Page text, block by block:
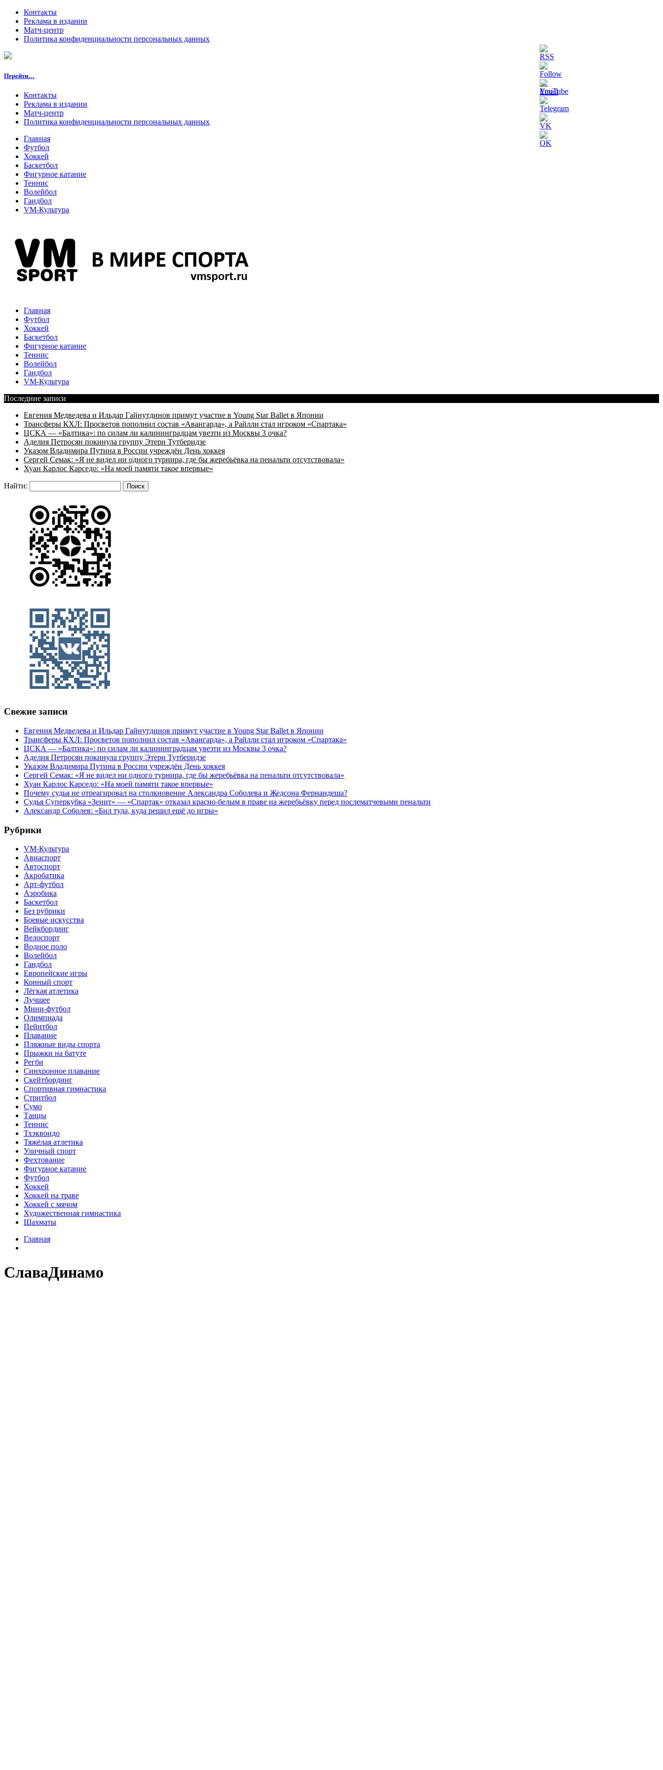
Контакты
Реклама в издании
Матч-центр
Политика конфиденциальности персональных данных
Перейти…
Контакты
Реклама в издании
Матч-центр
Политика конфиденциальности персональных данных
Главная
Футбол
Хоккей
Баскетбол
Фигурное катание
Теннис
Волейбол
Гандбол
VM-Культура
Главная
Футбол
Хоккей
Баскетбол
Фигурное катание
Теннис
Волейбол
Гандбол
VM-Культура
Последние записи
Евгения Медведева и Ильдар Гайнутдинов примут участие в Young Star Ballet в Японии
Трансферы КХЛ: Просветов пополнил состав «Авангарда», а Райлли стал игроком «Спартака»
ЦСКА — «Балтика»: по силам ли калининградцам увезти из Москвы 3 очка?
Аделия Петросян покинула группу Этери Тутберидзе
Указом Владимира Путина в России учреждён День хоккея
Сергей Семак: «Я не видел ни одного турнира, где бы жеребьёвка на пенальти отсутствовала»
Хуан Карлос Карседо: «На моей памяти такое впервые»
Найти:
Свежие записи
Евгения Медведева и Ильдар Гайнутдинов примут участие в Young Star Ballet в Японии
Трансферы КХЛ: Просветов пополнил состав «Авангарда», а Райлли стал игроком «Спартака»
ЦСКА — «Балтика»: по силам ли калининградцам увезти из Москвы 3 очка?
Аделия Петросян покинула группу Этери Тутберидзе
Указом Владимира Путина в России учреждён День хоккея
Сергей Семак: «Я не видел ни одного турнира, где бы жеребьёвка на пенальти отсутствовала»
Хуан Карлос Карседо: «На моей памяти такое впервые»
Почему судья не отреагировал на столкновение Александра Соболева и Жедсона Фернандеша?
Судья Суперкубка «Зенит» — «Спартак» отказал красно-белым в праве на жеребьёвку перед послематчевыми пенальти
Александр Соболев: «Бил туда, куда решил ещё до игры»
Рубрики
VM-Культура
Авиаспорт
Автоспорт
Акробатика
Арт-футбол
Аэробика
Баскетбол
Без рубрики
Боевые искусства
Вейкбординг
Велоспорт
Водное поло
Волейбол
Гандбол
Европейские игры
Конный спорт
Лёгкая атлетика
Лучшее
Мини-футбол
Олимпиада
Пейнтбол
Плавание
Пляжные виды спорта
Прыжки на батуте
Регби
Синхронное плавание
Скейтбординг
Спортивная гимнастика
Стритбол
Сумо
Танцы
Теннис
Тхэквондо
Тяжёлая атлетика
Уличный спорт
Фехтование
Фигурное катание
Футбол
Хоккей
Хоккей на траве
Хоккей с мячом
Художественная гимнастика
Шахматы
Главная
СлаваДинамо